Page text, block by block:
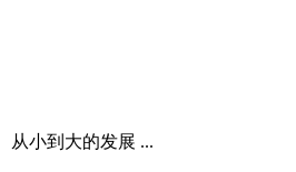
从小到大的发展 ...